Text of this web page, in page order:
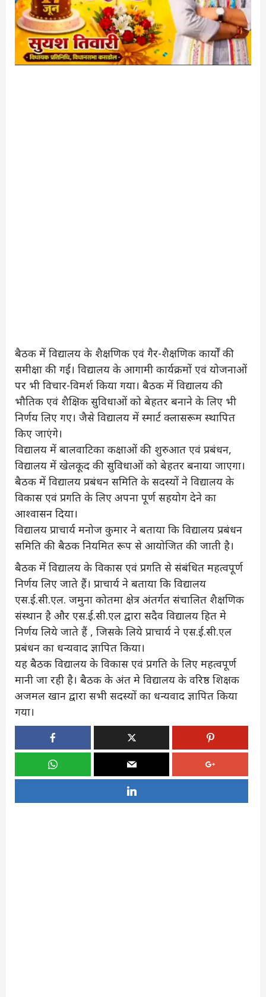
बैठक में विद्यालय के शैक्षणिक एवं गैर-शैक्षणिक कार्यों की
समीक्षा की गई। विद्यालय के आगामी कार्यक्रमों एवं योजनाओं
पर भी विचार-विमर्श किया गया। बैठक में विद्यालय की
भौतिक एवं शैक्षिक सुविधाओं को बेहतर बनाने के लिए भी
निर्णय लिए गए। जैसे विद्यालय में स्मार्ट क्लासरूम स्थापित
किए जाएंगे।
विद्यालय में बालवाटिका कक्षाओं की शुरुआत एवं प्रबंधन,
विद्यालय में खेलकूद की सुविधाओं को बेहतर बनाया जाएगा।
बैठक में विद्यालय प्रबंधन समिति के सदस्यों ने विद्यालय के
विकास एवं प्रगति के लिए अपना पूर्ण सहयोग देने का
आश्वासन दिया।
विद्यालय प्राचार्य मनोज कुमार ने बताया कि विद्यालय प्रबंधन
समिति की बैठक नियमित रूप से आयोजित की जाती है।
बैठक में विद्यालय के विकास एवं प्रगति से संबंधित महत्वपूर्ण
निर्णय लिए जाते हैं। प्राचार्य ने बताया कि विद्यालय
एस.ई.सी.एल. जमुना कोतमा क्षेत्र अंतर्गत संचालित शैक्षणिक
संस्थान है और एस.ई.सी.एल द्वारा सदैव विद्यालय हित मे
निर्णय लिये जाते हैं , जिसके लिये प्राचार्य ने एस.ई.सी.एल
प्रबंधन का धन्यवाद ज्ञापित किया।
यह बैठक विद्यालय के विकास एवं प्रगति के लिए महत्वपूर्ण
मानी जा रही है। बैठक के अंत मे विद्यालय के वरिष्ठ शिक्षक
अजमल खान द्वारा सभी सदस्यों का धन्यवाद ज्ञापित किया
गया।